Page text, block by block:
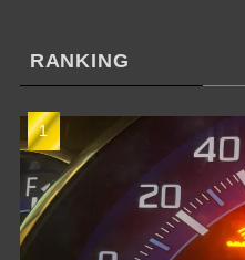
RANKING